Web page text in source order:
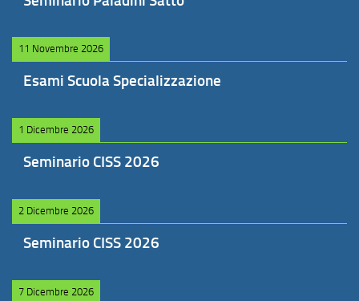
11 Novembre 2026
Esami Scuola Specializzazione
1 Dicembre 2026
Seminario CISS 2026
2 Dicembre 2026
Seminario CISS 2026
7 Dicembre 2026